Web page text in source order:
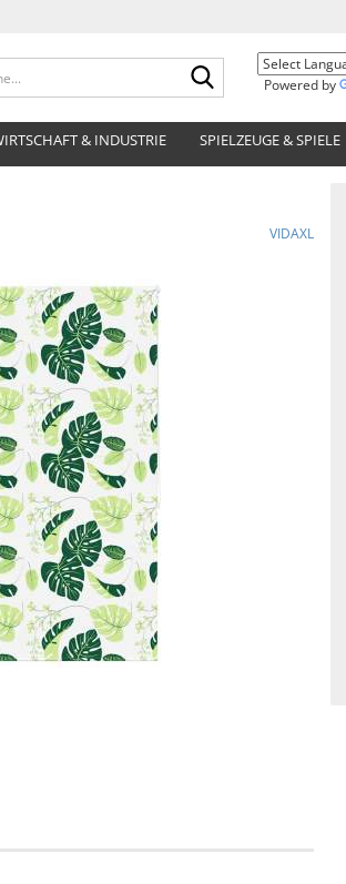
Suche...
Powered by
& INDUSTRIE SPIELZEUGE & SPIELE
VIDAXL